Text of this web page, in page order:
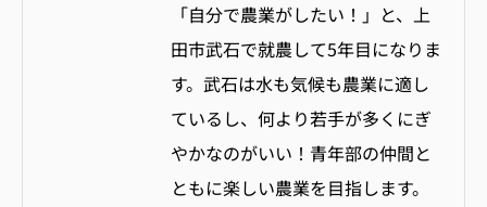
「自分で農業がしたい！」と、上
田市武石で就農して5年目になりま
す。武石は水も気候も農業に適し
ているし、何より若手が多くにぎ
やかなのがいい！青年部の仲間と
ともに楽しい農業を目指します。